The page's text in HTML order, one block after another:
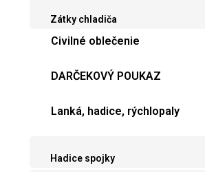
Zátky chladiča
Civilné oblečenie
DARČEKOVÝ POUKAZ
Lanká, hadice, rýchlopaly
Hadice spojky